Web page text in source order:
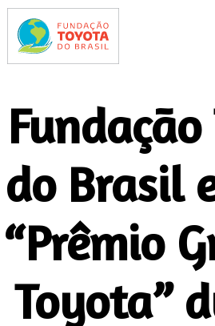
do Brasil
“Prêmio
Toyota”